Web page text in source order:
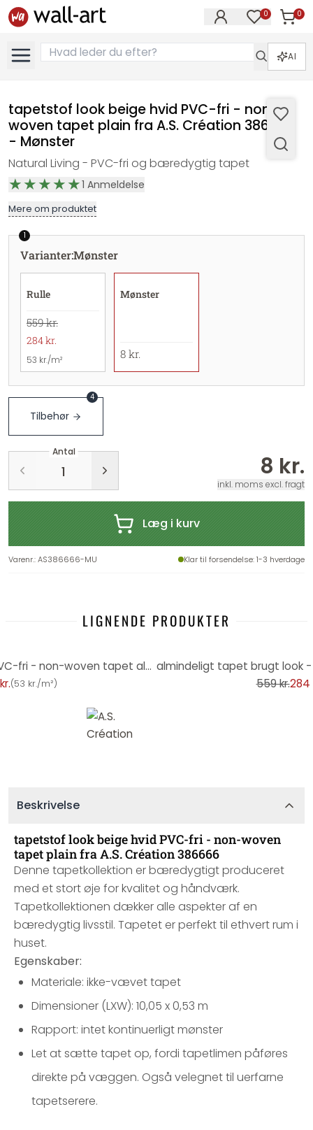
0 0
Varer
AI
tapetstof look beige hvid PVC-fri - non-
woven tapet plain fra A.S. Création 386666
- Mønster
Natural Living - PVC-fri og bæredygtig tapet
1 Anmeldelse
Mere om produktet
1
Varianter:Mønster
Rulle
559 kr.
284 kr.
53 kr./m²
Mønster
8 kr.
Tilbehør
4
Antal
8 kr.
inkl. moms excl. fragt
Læg i kurv
Varenr.:AS386666-MU Klar til forsendelse: 1-3 hverdage
LIGNENDE PRODUKTER
Almindeligt tapet beige grå PVC-fri - non-woven tapet alm. fra A.S. Création blank 386625
(53 kr./m²) 559 kr.284
Beskrivelse
tapetstof look beige hvid PVC-fri - non-woven
tapet plain fra A.S. Création 386666
Denne tapetkollektion er bæredygtigt produceret
med et stort øje for kvalitet og håndværk.
Tapetkollektionen dækker alle aspekter af en
bæredygtig livsstil. Tapetet er perfekt til ethvert rum i
huset.
Egenskaber:
Materiale: ikke-vævet tapet
Dimensioner (LXW): 10,05 x 0,53 m
Rapport: intet kontinuerligt mønster
Let at sætte tapet op, fordi tapetlimen påføres
direkte på væggen. Også velegnet til uerfarne
tapetserere.